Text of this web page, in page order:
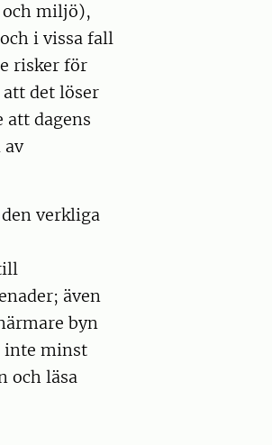
och miljö),
i vissa fall
risker för
det löser
dagens
av
verkliga
även
byn
inte minst
och läsa